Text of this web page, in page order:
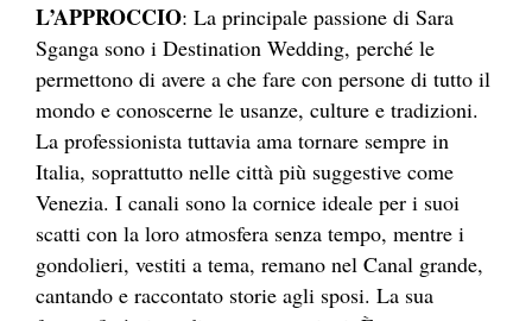
L’APPROCCIO: La principale passione di Sara
Sganga sono i Destination Wedding, perché le
permettono di avere a che fare con persone di tutto il
mondo e conoscerne le usanze, culture e tradizioni.
La professionista tuttavia ama tornare sempre in
Italia, soprattutto nelle città più suggestive come
Venezia. I canali sono la cornice ideale per i suoi
scatti con la loro atmosfera senza tempo, mentre i
gondolieri, vestiti a tema, remano nel Canal grande,
cantando e raccontato storie agli sposi. La sua